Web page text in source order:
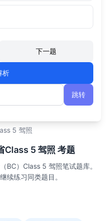
下一题
析
跳转
5 驾照
Class 5 驾照 考题
BC）Class 5 驾照笔试题库。
续练习同类题目。